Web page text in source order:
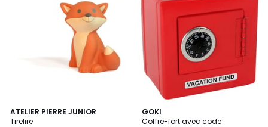
ATELIER PIERRE JUNIOR
Tirelire
4,4
/ 5
GOKI
Coffre-fort avec code